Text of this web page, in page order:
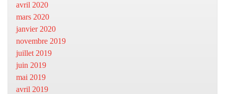
avril 2020
mars 2020
janvier 2020
novembre 2019
juillet 2019
juin 2019
mai 2019
avril 2019